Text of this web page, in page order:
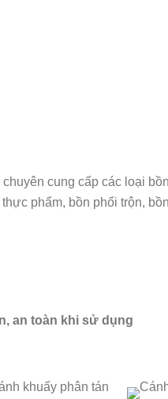
cung cấp các loại
phẩm, bồn phối trộn,
an toàn khi sử dụng